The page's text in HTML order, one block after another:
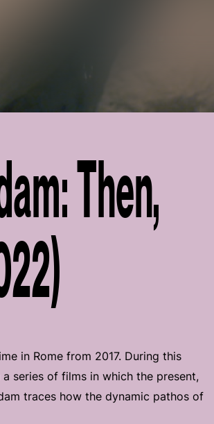
Then,
in Rome from 2017. During this
series of films in which the present,
traces how the dynamic pathos of